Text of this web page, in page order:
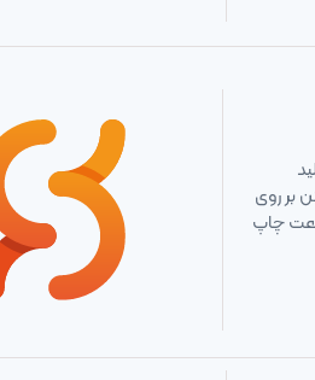
بر روی
چاپ